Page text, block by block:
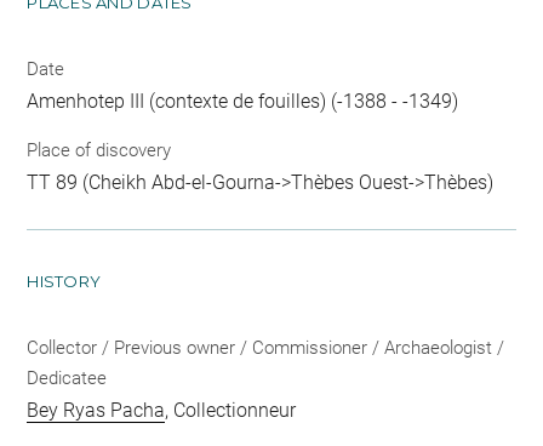
Date
Amenhotep III (contexte de fouilles) (-1388 - -1349)
Place of discovery
TT 89 (Cheikh Abd-el-Gourna->Thèbes Ouest->Thèbes)
HISTORY
Collector / Previous owner / Commissioner / Archaeologist /
Dedicatee
Bey Ryas Pacha, Collectionneur